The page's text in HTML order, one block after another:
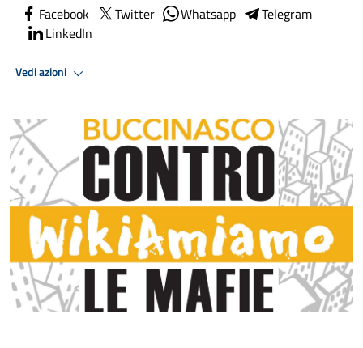
Facebook Twitter Whatsapp
Telegram
LinkedIn
Vedi azioni